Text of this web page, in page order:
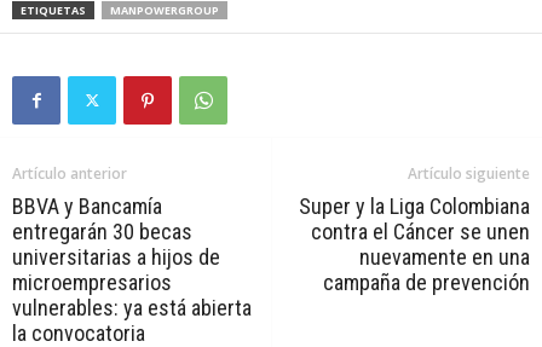
ETIQUETAS MANPOWERGROUP
Artículo anterior
BBVA y Bancamía
entregarán 30 becas
universitarias a hijos de
microempresarios
vulnerables: ya está abierta
la convocatoria
Artículo siguiente
Super y la Liga Colombiana
contra el Cáncer se unen
nuevamente en una
campaña de prevención